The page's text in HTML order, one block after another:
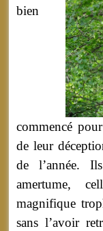
bien
commencé
de leur
de l’année.
amertume,
magnifique
sans l’avoir